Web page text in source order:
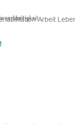
nachhaltigkeitArbeit